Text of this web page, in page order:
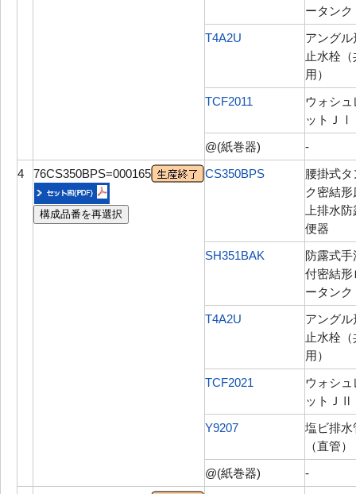
ータンク
T4A2U
アングル
止水栓（
用）
TCF2011
ウォシュ
ットＪⅠ
@(紙巻器)
-
4
76CS350BPS=000165
構成品番を再選択
CS350BPS
腰掛式タ
ク密結形
上排水
便器
SH351BAK
防露式手
付密結形
ータンク
T4A2U
アングル
止水栓（
用）
TCF2021
ウォシュ
ットＪⅡ
Y9207
塩ビ排水
（直管）
@(紙巻器)
-